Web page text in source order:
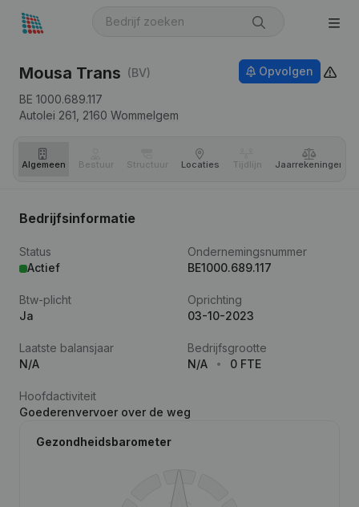
Mousa Trans (BV)
BE 1000.689.117
Autolei 261, 2160 Wommelgem
Opvolgen
Algemeen Bestuur Structuur Locaties Tijdlijn Jaar­rekeningen
Bedrijfsinformatie
Status
Actief
Ondernemingsnummer
BE1000.689.117
Btw-plicht
Ja
Oprichting
03-10-2023
Laatste balansjaar
N/A
Bedrijfsgrootte
N/A
0 FTE
Hoofdactiviteit
Goederenvervoer over de weg
Gezondheidsbarometer